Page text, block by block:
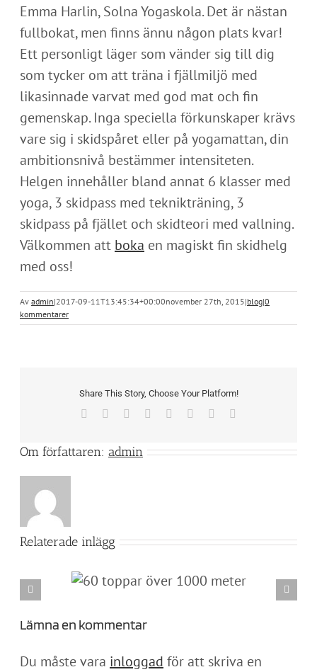
Emma Harlin, Solna Yogaskola. Det är nästan
fullbokat, men finns ännu någon plats kvar!
Ett personligt läger som vänder sig till dig
som tycker om att träna i fjällmiljö med
likasinnade varvat med god mat och fin
gemenskap. Inga speciella förkunskaper krävs
vare sig i skidspåret eller på yogamattan, din
ambitionsnivå bestämmer intensiteten.
Helgen innehåller bland annat 6 klasser med
yoga, 3 skidpass med teknikträning, 3
skidpass på fjället och skidteori med vallning.
Välkommen att boka en magiskt fin skidhelg
med oss!
Av admin|2017-09-11T13:45:34+00:00november 27th, 2015|blog|0
kommentarer
Share This Story, Choose Your Platform!
Facebook Reddit LinkedIn
TumblrPinterest
Om författaren: admin
Relaterade inlägg
meter
Lämna en kommentar
Du måste vara inloggad för att skriva en